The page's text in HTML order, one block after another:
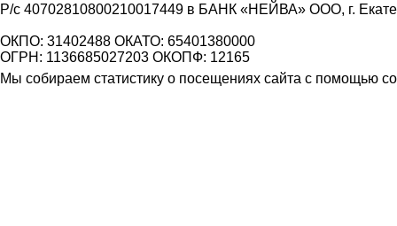
Р/с 40702810800210017449 в БАНК «НЕЙВА» ООО, г.
ОКПО: 31402488 ОКАТО: 65401380000
ОГРН: 1136685027203 ОКОПФ: 12165
Мы собираем статистику о посещениях сайта с помощью